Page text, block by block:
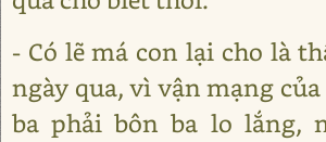
- Có lẽ má con lại cho là
ngày qua, vì vận mạng
ba phải bôn ba lo lắng,